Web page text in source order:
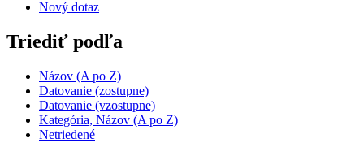
Nový dotaz
Triediť podľa
Názov (A po Z)
Datovanie (zostupne)
Datovanie (vzostupne)
Kategória, Názov (A po Z)
Netriedené